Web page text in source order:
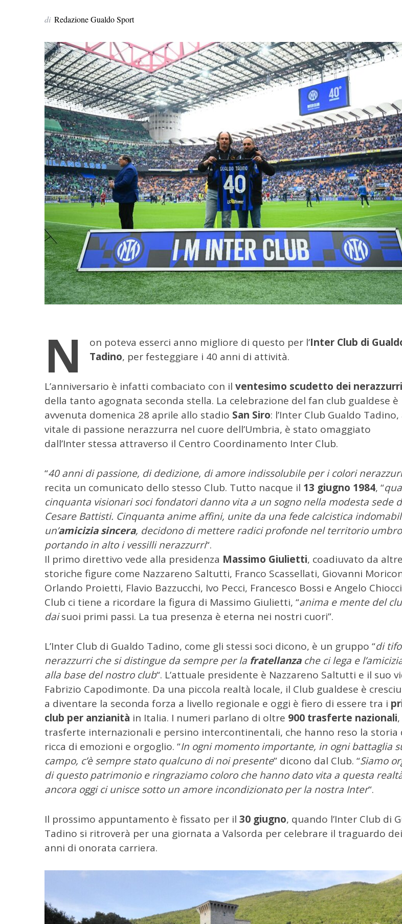
di Redazione Gualdo Sport
N on poteva esserci anno migliore di questo per l’Inter Club di
Tadino, per festeggiare i 40 anni di attività.
L’anniversario è infatti combaciato con il ventesimo scudetto dei nerazzurri
della tanto agognata seconda stella. La celebrazione del fan club gualdese è
avvenuta domenica 28 aprile allo stadio San Siro: l’Inter Club Gualdo
vitale di passione nerazzurra nel cuore dell’Umbria, è stato omaggiato
dall’Inter stessa attraverso il Centro Coordinamento Inter Club.
“40 anni di passione, di dedizione, di amore indissolubile per i colori
recita un comunicato dello stesso Club. Tutto nacque il 13 giugno 1984, “
cinquanta visionari soci fondatori danno vita a un sogno nella modesta sede
Cesare Battisti. Cinquanta anime affini, unite da una fede calcistica
un’amicizia sincera, decidono di mettere radici profonde nel territorio
portando in alto i vessilli nerazzurri“.
Il primo direttivo vede alla presidenza Massimo Giulietti, coadiuvato da altre
storiche figure come Nazzareno Saltutti, Franco Scassellati, Giovanni
Orlando Proietti, Flavio Bazzucchi, Ivo Pecci, Francesco Bossi e Angelo
Club ci tiene a ricordare la figura di Massimo Giulietti, “anima e mente del
daisuoi primi passi. La tua presenza è eterna nei nostri cuori”.
L’Inter Club di Gualdo Tadino, come gli stessi soci dicono, è un gruppo “di
nerazzurri che si distingue da sempre per la fratellanzache ci lega e
alla base del nostro club“. L’attuale presidente è Nazzareno Saltutti e il suo
Fabrizio Capodimonte. Da una piccola realtà locale, il Club gualdese è
a diventare la seconda forza a livello regionale e oggi è fiero di essere tra i
club per anzianità in Italia. I numeri parlano di oltre 900 trasferte nazionali
trasferte internazionali e persino intercontinentali, che hanno reso la storia
ricca di emozioni e orgoglio. “In ogni momento importante, in ogni battaglia
campo, c’è sempre stato qualcuno di noi presente” dicono dal Club. “Siamo
di questo patrimonio e ringraziamo coloro che hanno dato vita a questa
ancora oggi ci unisce sotto un amore incondizionato per la nostra Inter“.
Il prossimo appuntamento è fissato per il 30 giugno, quando l’Inter Club di
Tadino si ritroverà per una giornata a Valsorda per celebrare il traguardo
anni di onorata carriera.
e
r
c
a
p
r
: